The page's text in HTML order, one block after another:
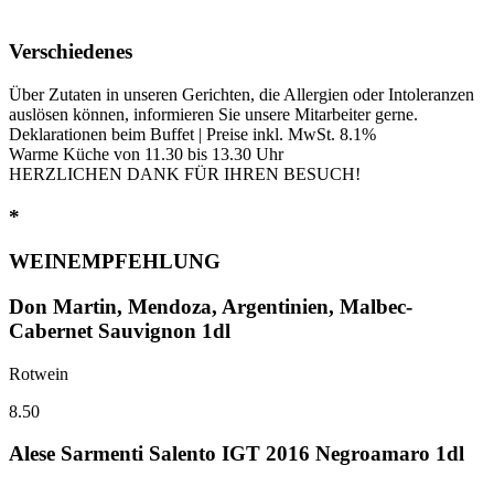
Verschiedenes
Über Zutaten in unseren Gerichten, die Allergien oder Intoleranzen
auslösen können, informieren Sie unsere Mitarbeiter gerne.
Deklarationen beim Buffet | Preise inkl. MwSt. 8.1%
Warme Küche von 11.30 bis 13.30 Uhr
HERZLICHEN DANK FÜR IHREN BESUCH!
*
WEINEMPFEHLUNG
Don Martin, Mendoza, Argentinien, Malbec-
Cabernet Sauvignon 1dl
Rotwein
8.50
Alese Sarmenti Salento IGT 2016 Negroamaro 1dl